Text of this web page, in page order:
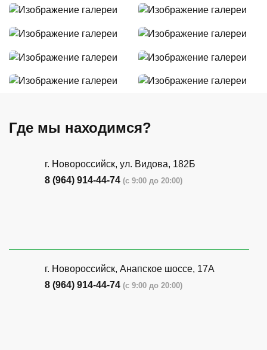
Где мы находимся?
г. Новороссийск, ул. Видова, 182Б
8 (964) 914-44-74 (с 9:00 до 20:00)
г. Новороссийск, Анапское шоссе, 17А
8 (964) 914-44-74 (с 9:00 до 20:00)